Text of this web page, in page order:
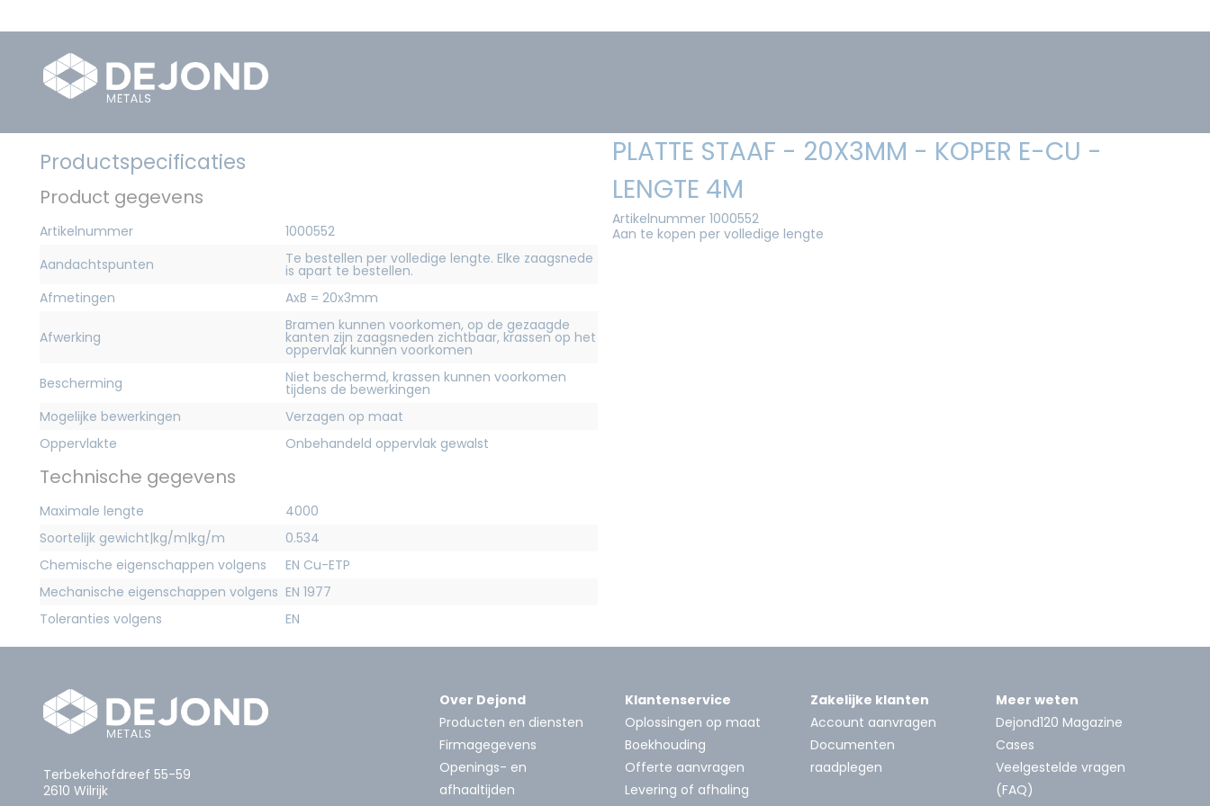
Productspecificaties
Product gegevens
Artikelnummer
1000552
Aandachtspunten
Te bestellen per volledige lengte. Elke zaagsnede
is apart te bestellen.
Afmetingen
AxB = 20x3mm
Afwerking
Bramen kunnen voorkomen, op de gezaagde
kanten zijn zaagsneden zichtbaar, krassen op het
oppervlak kunnen voorkomen
Bescherming
Niet beschermd, krassen kunnen voorkomen
tijdens de bewerkingen
Mogelijke bewerkingen
Verzagen op maat
Oppervlakte
Onbehandeld oppervlak gewalst
Technische gegevens
Maximale lengte
4000
Soortelijk gewicht|kg/m|kg/m
0.534
Chemische eigenschappen volgens
EN Cu-ETP
Mechanische eigenschappen volgens EN 1977
Toleranties volgens
EN
PLATTE STAAF - 20X3MM - KOPER E-CU -
LENGTE 4M
Artikelnummer 1000552
Aan te kopen per volledige lengte
Terbekehofdreef 55-59
2610 Wilrijk
Over Dejond
Producten en diensten
Firmagegevens
Openings- en
afhaaltijden
Klantenservice
Oplossingen op maat
Boekhouding
Offerte aanvragen
Levering of afhaling
Zakelijke klanten
Account aanvragen
Documenten
raadplegen
Meer weten
Dejond120 Magazine
Cases
Veelgestelde vragen
(FAQ)